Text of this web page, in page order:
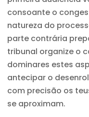
consoante o
natureza do
parte contrária
tribunal organize o
dominares estes
antecipar o
com precisão os
se aproximam.